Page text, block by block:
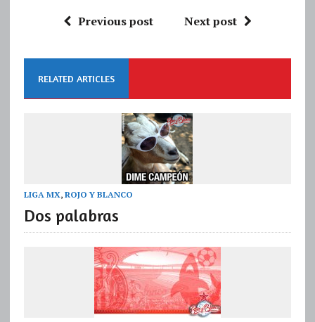
Previous post Next post
RELATED ARTICLES
LIGA MX, ROJO Y BLANCO
Dos palabras